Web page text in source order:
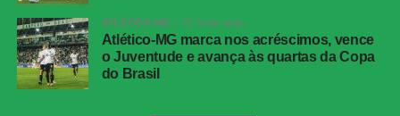
Renda
Cartões
amarelos
Benavídez, Jadson, Portilla e Santos
(Athletico-PR); Fernando Diniz, André
Ramalho, Matheuzinho e Rodrigo Garro
ATLÉTICO-MG 21 horas atrás
Atlético-MG marca nos acréscimos, vence
o Juventude e avança às quartas da Copa
do Brasil